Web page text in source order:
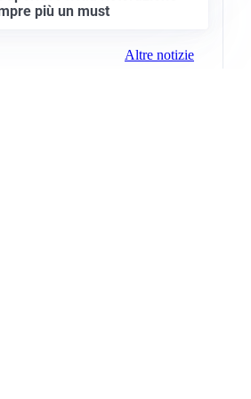
più un must
Altre notizie